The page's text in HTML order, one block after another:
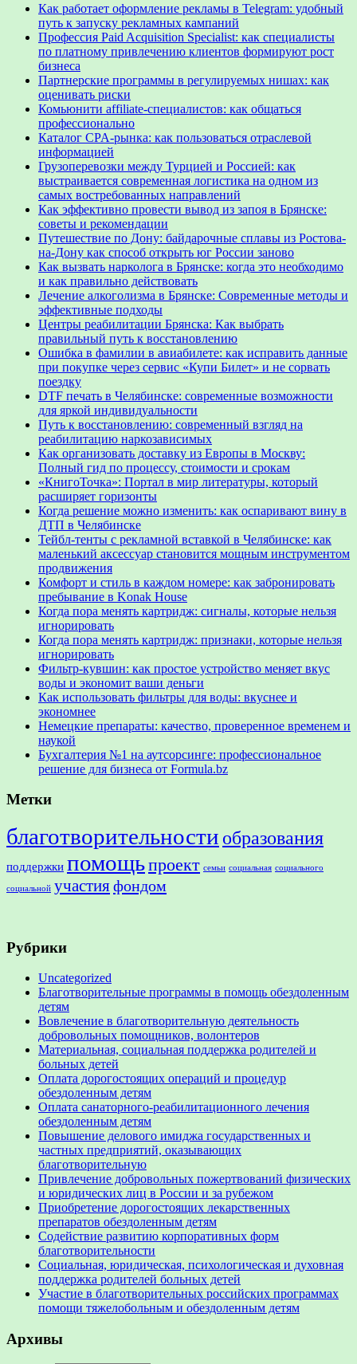
Как работает оформление рекламы в Telegram: удобный
путь к запуску рекламных кампаний
Профессия Paid Acquisition Specialist: как специалисты
по платному привлечению клиентов формируют рост
бизнеса
Партнерские программы в регулируемых нишах: как
оценивать риски
Комьюнити affiliate-специалистов: как общаться
профессионально
Каталог CPA-рынка: как пользоваться отраслевой
информацией
Грузоперевозки между Турцией и Россией: как
выстраивается современная логистика на одном из
самых востребованных направлений
Как эффективно провести вывод из запоя в Брянске:
советы и рекомендации
Путешествие по Дону: байдарочные сплавы из Ростова-
на-Дону как способ открыть юг России заново
Как вызвать нарколога в Брянске: когда это необходимо
и как правильно действовать
Лечение алкоголизма в Брянске: Современные методы и
эффективные подходы
Центры реабилитации Брянска: Как выбрать
правильный путь к восстановлению
Ошибка в фамилии в авиабилете: как исправить данные
при покупке через сервис «Купи Билет» и не сорвать
поездку
DTF печать в Челябинске: современные возможности
для яркой индивидуальности
Путь к восстановлению: современный взгляд на
реабилитацию наркозависимых
Как организовать доставку из Европы в Москву:
Полный гид по процессу, стоимости и срокам
«КнигоТочка»: Портал в мир литературы, который
расширяет горизонты
Когда решение можно изменить: как оспаривают вину в
ДТП в Челябинске
Тейбл-тенты с рекламной вставкой в Челябинске: как
маленький аксессуар становится мощным инструментом
продвижения
Комфорт и стиль в каждом номере: как забронировать
пребывание в Konak House
Когда пора менять картридж: сигналы, которые нельзя
игнорировать
Когда пора менять картридж: признаки, которые нельзя
игнорировать
Фильтр-кувшин: как простое устройство меняет вкус
воды и экономит ваши деньги
Как использовать фильтры для воды: вкуснее и
экономнее
Немецкие препараты: качество, проверенное временем и
наукой
Бухгалтерия №1 на аутсорсинге: профессиональное
решение для бизнеса от Formula.bz
Метки
благотворительности образования
поддержки помощьпроект семьи социальная социального
социальной участияфондом
Рубрики
Uncategorized
Благотворительные программы в помощь обездоленным
детям
Вовлечение в благотворительную деятельность
добровольных помощников, волонтеров
Материальная, социальная поддержка родителей и
больных детей
Оплата дорогостоящих операций и процедур
обездоленным детям
Оплата санаторного-реабилитационного лечения
обездоленным детям
Повышение делового имиджа государственных и
частных предприятий, оказывающих
благотворительную
Привлечение добровольных пожертвований физических
и юридических лиц в России и за рубежом
Приобретение дорогостоящих лекарственных
препаратов обездоленным детям
Содействие развитию корпоративных форм
благотворительности
Социальная, юридическая, психологическая и духовная
поддержка родителей больных детей
Участие в благотворительных российских программах
помощи тяжелобольным и обездоленным детям
Архивы